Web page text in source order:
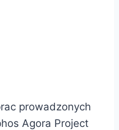
prowadzonych
Agora Project